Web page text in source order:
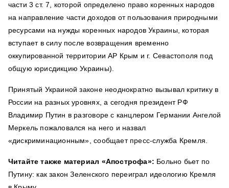
части 3 ст. 7, которой определено право коренных народов
на направление части доходов от пользования природными
ресурсами на нужды коренных народов Украины, которая
вступает в силу после возвращения временно
оккупированной территории АР Крым и г. Севастополя под
общую юрисдикцию Украины).
Принятый Украиной законе неоднократно вызывал критику в
России на разных уровнях, а сегодня президент РФ
Владимир Путин в разговоре с канцлером Германии Ангелой
Меркель пожаловался на него и назвал
«дискриминационным», сообщает пресс-служба Кремля.
Читайте также материал «Апострофа»: Больно бьет по
Путину: как закон Зеленского переиграл идеологию Кремля